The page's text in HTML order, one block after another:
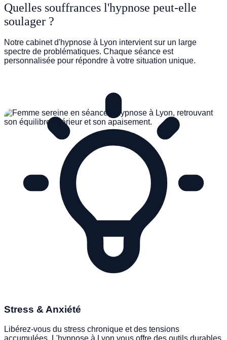
TROUBLES DU SOMMEIL
PHOBIES & BLOCAGES
Quelles souffrances l'hypnose peut-elle
soulager ?
Notre cabinet d'hypnose à Lyon intervient sur un large
spectre de problématiques. Chaque séance est
personnalisée pour répondre à votre situation unique.
Stress & Anxiété
Libérez-vous du stress chronique et des tensions
accumulées. L'hypnose à Lyon vous offre des outils durables